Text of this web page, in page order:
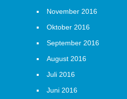
November 2016
Oktober 2016
September 2016
August 2016
Juli 2016
Juni 2016